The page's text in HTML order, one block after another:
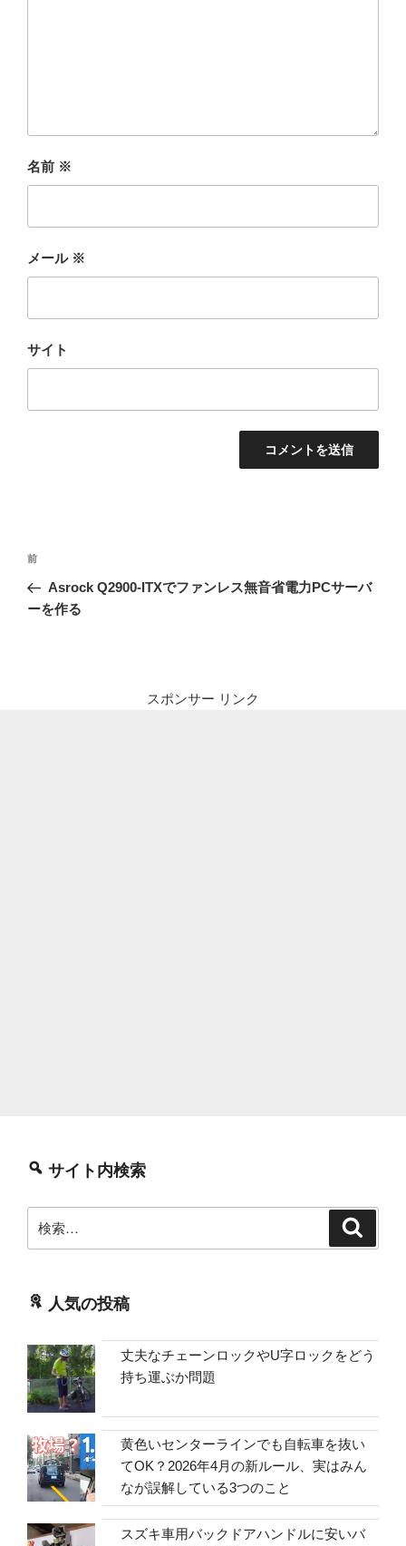
名前 ※
メール ※
サイト
投
ナ
前
の
前
Asrock Q2900-ITXでファンレス無音省電力PCサーバ
ーを作る
スポンサー リンク
サイト内検索
索:
人気の投稿
丈夫なチェーンロックやU字ロックをどう
持ち運ぶか問題
黄色いセンターラインでも自転車を抜い
てOK？2026年4月の新ルール、実はみん
なが誤解している3つのこと
スズキ車用バックドアハンドルに安いバ